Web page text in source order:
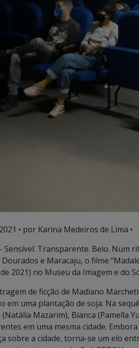
• por Karina Medeiros de Lima •
Sensível. Transparente. Belo. Num
e Maracaju, o filme
2021) no Museu da Imagem e do
de ficção de Madiano
em uma plantação de soja. Na
Mazarim), Bianca (Pamella
em uma mesma cidade.
sobre a cidade, torna-se um elo